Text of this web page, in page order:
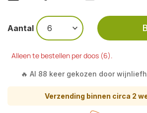
Aantal
Alleen te bestellen per doos (6).
🔥 Al 88 keer gekozen door
Verzending binnen circa 2